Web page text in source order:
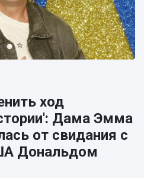
ход
Дама Эмма
от свидания с
Дональдом